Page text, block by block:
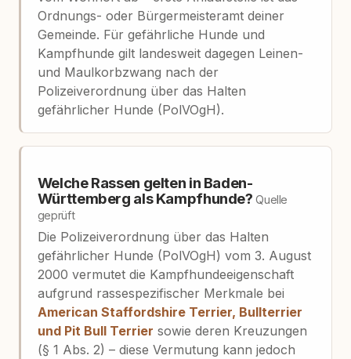
Ordnungs- oder Bürgermeisteramt deiner
Gemeinde. Für gefährliche Hunde und
Kampfhunde gilt landesweit dagegen Leinen-
und Maulkorbzwang nach der
Polizeiverordnung über das Halten
gefährlicher Hunde (PolVOgH).
Welche Rassen gelten in Baden-
Württemberg als Kampfhunde?Quelle
geprüft
Die Polizeiverordnung über das Halten
gefährlicher Hunde (PolVOgH) vom 3. August
2000 vermutet die Kampfhundeeigenschaft
aufgrund rassespezifischer Merkmale bei
American Staffordshire Terrier, Bullterrier
und Pit Bull Terrier sowie deren Kreuzungen
(§ 1 Abs. 2) – diese Vermutung kann jedoch